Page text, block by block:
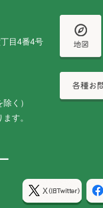
目4番4号
く）
す。